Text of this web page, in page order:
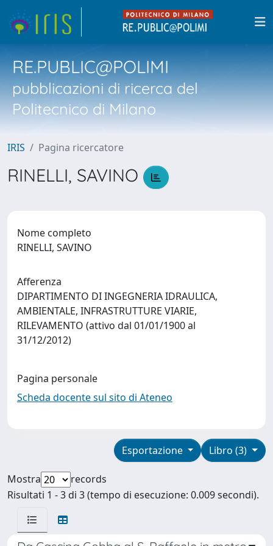
RE.PUBLIC@POLIMI
pubblicazioni di ricerca del
Politecnico di Milano
IRIS Pagina ricercatore
RINELLI, SAVINO
Nome completo
RINELLI, SAVINO
Afferenza
DIPARTIMENTO DI INGEGNERIA IDRAULICA,
AMBIENTALE, INFRASTRUTTURE VIARIE,
RILEVAMENTO (attivo dal 01/01/1900 al
31/12/2012)
Pagina personale
Scheda docente sul sito di Ateneo
Libro (3)
Esportazione
Mostra
records
Risultati 1 - 3 di 3 (tempo di esecuzione: 0.009 secondi).